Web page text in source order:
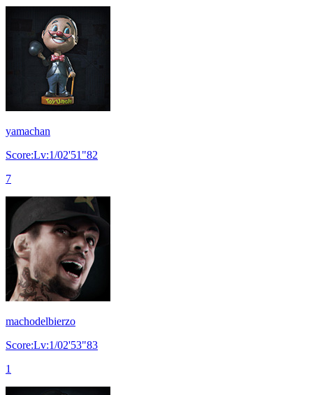
yamachan
Score:Lv:1/02'51"82
7
machodelbierzo
Score:Lv:1/02'53"83
1